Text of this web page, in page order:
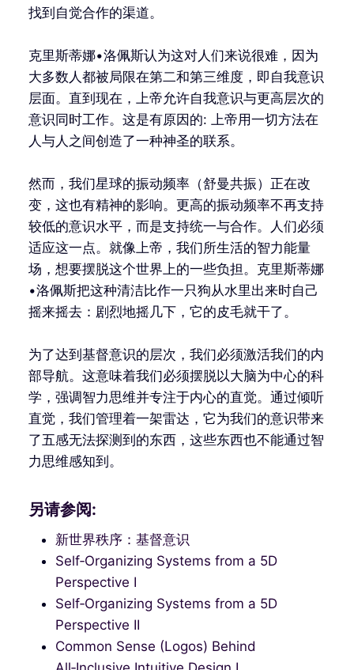
找到自觉合作的渠道。
克里斯蒂娜•洛佩斯认为这对人们来说很难，因为
大多数人都被局限在第二和第三维度，即自我意识
层面。直到现在，上帝允许自我意识与更高层次的
意识同时工作。这是有原因的: 上帝用一切方法在
人与人之间创造了一种神圣的联系。
然而，我们星球的振动频率（舒曼共振）正在改
变，这也有精神的影响。更高的振动频率不再支持
较低的意识水平，而是支持统一与合作。人们必须
适应这一点。就像上帝，我们所生活的智力能量
场，想要摆脱这个世界上的一些负担。克里斯蒂娜
•洛佩斯把这种清洁比作一只狗从水里出来时自己
摇来摇去：剧烈地摇几下，它的皮毛就干了。
为了达到基督意识的层次，我们必须激活我们的内
部导航。这意味着我们必须摆脱以大脑为中心的科
学，强调智力思维并专注于内心的直觉。通过倾听
直觉，我们管理着一架雷达，它为我们的意识带来
了五感无法探测到的东西，这些东西也不能通过智
力思维感知到。
另请参阅:
新世界秩序：基督意识
Self‑Organizing Systems from a 5D
Perspective I
Self‑Organizing Systems from a 5D
Perspective II
Common Sense (Logos) Behind